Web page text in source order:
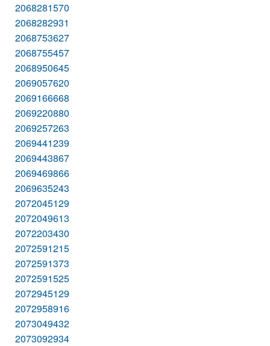
2068281570
2068282931
2068753627
2068755457
2068950645
2069057620
2069166668
2069220880
2069257263
2069441239
2069443867
2069469866
2069635243
2072045129
2072049613
2072203430
2072591215
2072591373
2072591525
2072945129
2072958916
2073049432
2073092934